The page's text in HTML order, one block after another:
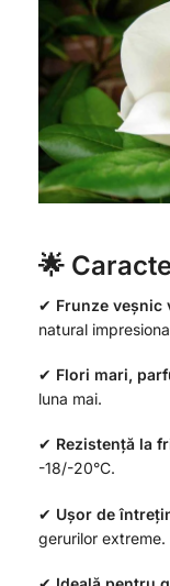
🌟
✔ Frunze veșnic
natural
✔ Flori mari,
luna mai.
✔ Rezistență la
-18/-20°C.
✔ Ușor de
gerurilor extreme.